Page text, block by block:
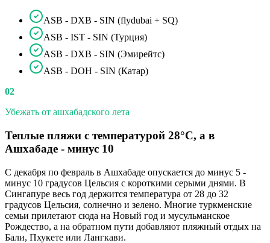
ASB - DXB - SIN (flydubai + SQ)
ASB - IST - SIN (Турция)
ASB - DXB - SIN (Эмирейтс)
ASB - DOH - SIN (Катар)
02
Убежать от ашхабадского лета
Теплые пляжи с температурой 28°C, а в
Ашхабаде - минус 10
С декабря по февраль в Ашхабаде опускается до минус 5 -
минус 10 градусов Цельсия с короткими серыми днями. В
Сингапуре весь год держится температура от 28 до 32
градусов Цельсия, солнечно и зелено. Многие туркменские
семьи прилетают сюда на Новый год и мусульманское
Рождество, а на обратном пути добавляют пляжный отдых на
Бали, Пхукете или Лангкави.